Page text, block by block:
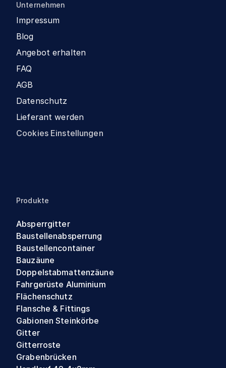
Unternehmen
Impressum
Blog
Angebot erhalten
FAQ
AGB
Datenschutz
Lieferant werden
Cookies Einstellungen
Produkte
Absperrgitter
Baustellenabsperrung
Baustellencontainer
Bauzäune
Doppelstabmattenzäune
Fahrgerüste Aluminium
Flächenschutz
Flansche & Fittings
Gabionen Steinkörbe
Gitter
Gitterroste
Grabenbrücken